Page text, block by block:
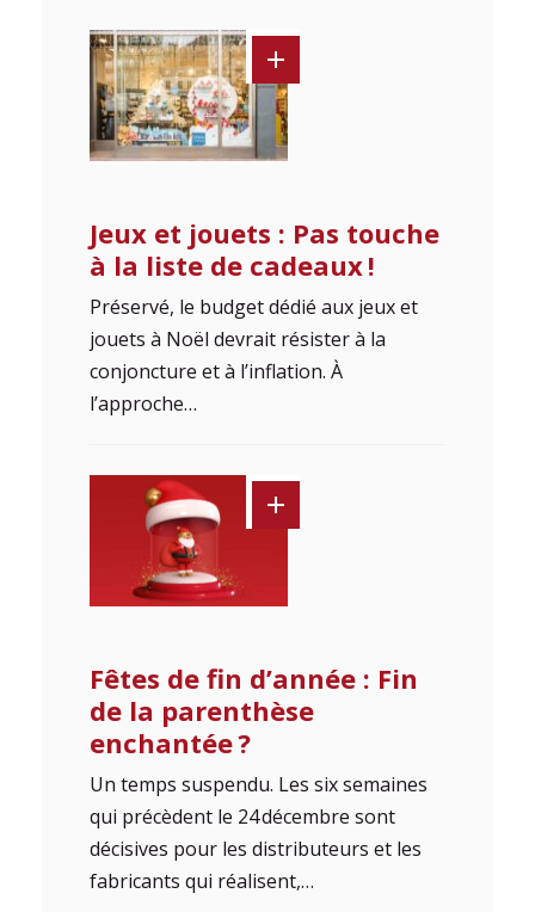
Jeux et jouets : Pas touche
à la liste de cadeaux !
Préservé, le budget dédié aux jeux et
jouets à Noël devrait résister à la
conjoncture et à l’inflation. À
l’approche…
Fêtes de fin d’année : Fin
de la parenthèse
enchantée ?
Un temps suspendu. Les six semaines
qui précèdent le 24 décembre sont
décisives pour les distributeurs et les
fabricants qui réalisent,…